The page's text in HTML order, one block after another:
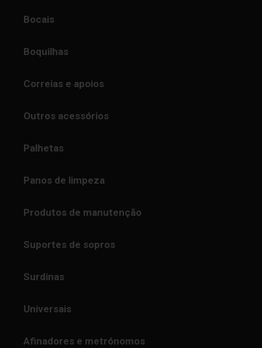
Bocais
Boquilhas
Correias e apoios
Outros acessórios
Palhetas
Panos de limpeza
Produtos de manutenção
Suportes de sopros
Surdinas
Universais
Afinadores e metrónomos